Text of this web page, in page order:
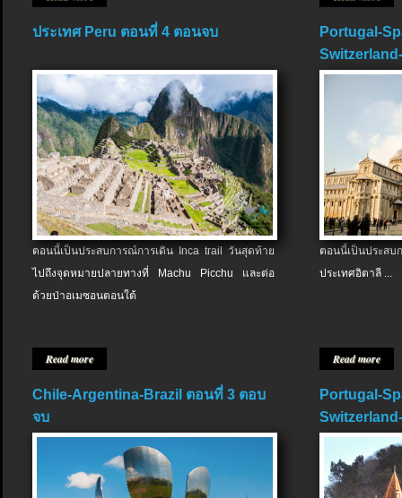
ประเทศ Peru ตอนที่ 4 ตอนจบ
ตอนนี้เป็นประสบการณ์การเดิน Inca trail วันสุดท้าย
ไปถึงจุดหมายปลายทางที่ Machu Picchu และต่อ
ด้วยป่าอเมซอนตอนใต้
Read more
Portugal-
ตอนนี้เป็นประส
ประเทศอิตาลี ...
Read more
Chile-Argentina-Brazil ตอนที่ 3 ตอบ
จบ
Portugal-